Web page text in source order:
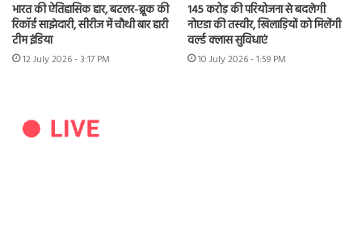
भारत की ऐतिहासिक हार, बटलर-ब्रूक की
रिकॉर्ड साझेदारी, सीरीज में चौथी बार हारी
टीम इंडिया
12 July 2026 - 3:17 PM
145 करोड़ की परियोजना से बदलेगी
नोएडा की तस्वीर, खिलाड़ियों को मिलेंगी
वर्ल्ड क्लास सुविधाएं
10 July 2026 - 1:59 PM